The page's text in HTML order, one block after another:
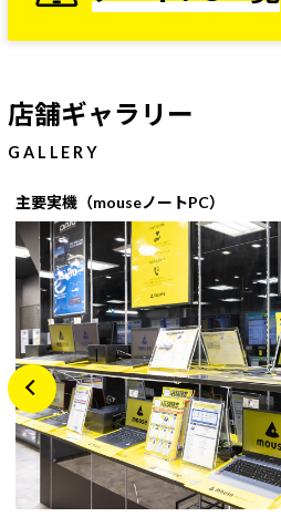
店舗ギャラリー
GALLERY
主要実機（mouseノートPC）